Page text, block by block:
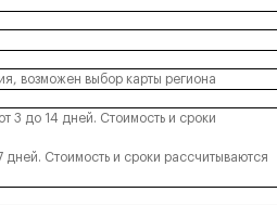
возможен выбор карты региона
3 до 14 дней. Стоимость и сроки
Стоимость и сроки рассчитываются